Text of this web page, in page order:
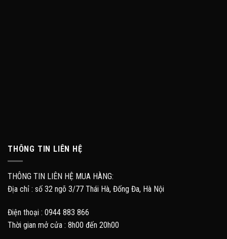
THÔNG TIN LIÊN HỆ
THÔNG TIN LIÊN HỆ MUA HÀNG:
Địa chỉ : số 32 ngõ 3/77 Thái Hà, Đống Đa, Hà Nội
Điện thoại : 0944 883 866
Thời gian mở cửa : 8h00 đến 20h00